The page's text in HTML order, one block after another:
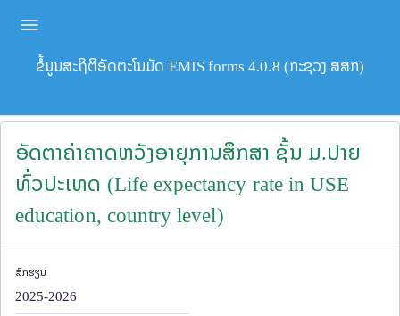
ຂໍ້ມູນສະຖິຕິອັດຕະໂນມັດ EMIS forms 4.0.8 (ກະຊວງ ສສກ)
ອັດຕາຄ່າຄາດຫວັງອາຍຸການສຶກສາ ຊັ້ນ ມ.ປາຍ
ທົ່ວປະເທດ (Life expectancy rate in USE
education, country level)
ສົກຮຽນ